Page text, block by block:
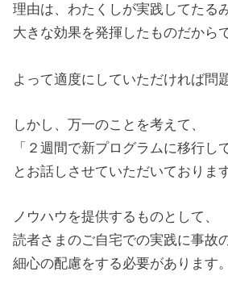
理由は、わたくしが実践してたる
大きな効果を発揮したものだから
よって適度にしていただければ問
しかし、万一のことを考えて、
「２週間で新プログラムに移行し
とお話しさせていただいております
ノウハウを提供するものとして、
読者さまのご自宅での実践に事故
細心の配慮をする必要があります。